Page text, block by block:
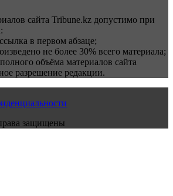
сайта Tribune.kz допустимо при
в первом абзаце;
не более 30% всего материала;
объёма материалов сайта
разрешение редакции.
защищены